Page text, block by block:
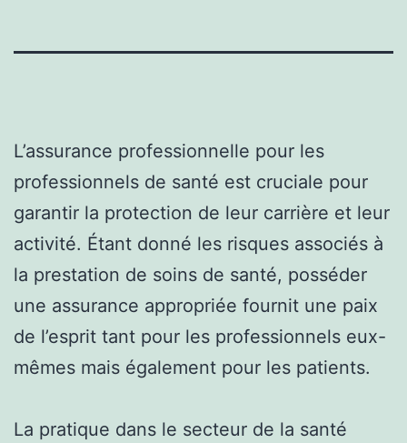
L’assurance professionnelle pour les
professionnels de santé est cruciale pour
garantir la protection de leur carrière et leur
activité. Étant donné les risques associés à
la prestation de soins de santé, posséder
une assurance appropriée fournit une paix
de l’esprit tant pour les professionnels eux-
mêmes mais également pour les patients.
La pratique dans le secteur de la santé